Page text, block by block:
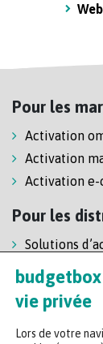
Pour les
Activation
Activation
Activation e-
Pour les
Solutions
Solution de
Régie
vie privée
Lors de votre